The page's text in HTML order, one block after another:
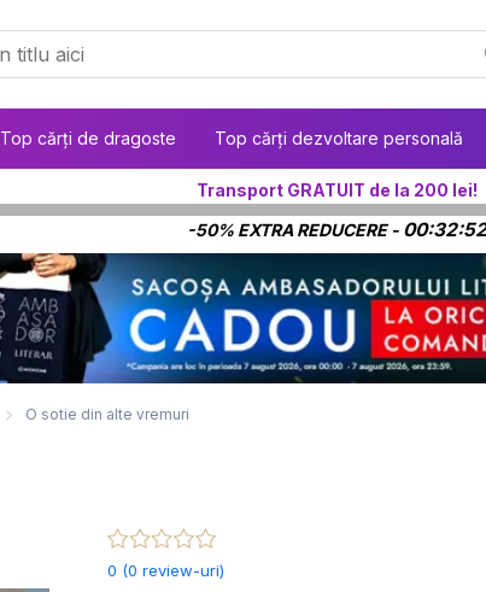
Top cărți de dragoste Top cărți dezvoltare personală
Transport GRATUIT de la 200 lei!
-50% EXTRA REDUCERE - 00:32:51
O sotie din alte vremuri
0 (0 review-uri)